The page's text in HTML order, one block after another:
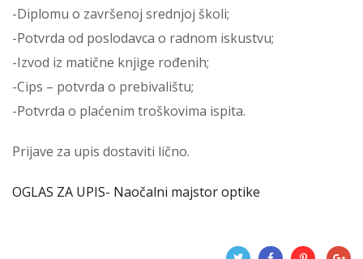
-Diplomu o završenoj srednjoj školi;
-Potvrda od poslodavca o radnom iskustvu;
-Izvod iz matične knjige rođenih;
-Cips – potvrda o prebivalištu;
-Potvrda o plaćenim troškovima ispita.
Prijave za upis dostaviti lično.
OGLAS ZA UPIS- Naočalni majstor optike